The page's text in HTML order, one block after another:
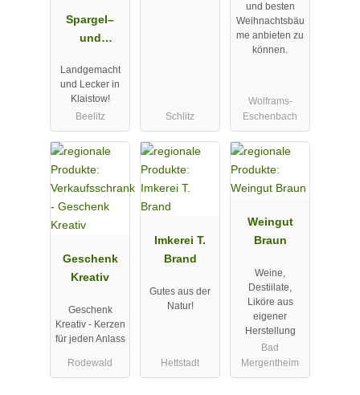
Spargel–
und
Klaistow
Landgemacht
und Lecker in
Klaistow!
Beelitz
Schlitz
und besten
Weihnachtsbäu
me anbieten zu
können.
Wolframs-
Eschenbach
Geschenk
Kreativ
Geschenk
Kreativ - Kerzen
für jeden Anlass
Rodewald
Imkerei T.
Brand
Gutes aus der
Natur!
Hettstadt
Weingut
Braun
Weine,
Destiilate,
Liköre aus
eigener
Herstellung
Bad
Mergentheim